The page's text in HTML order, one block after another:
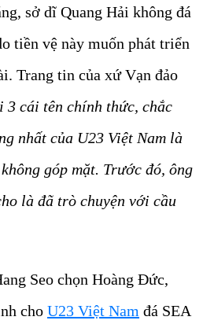
sở dĩ Quang Hải không đá
tiền vệ này muốn phát triển
Trang tin của xứ Vạn đảo
3 cái tên chính thức, chắc
nhất của U23 Việt Nam là
góp mặt. Trước đó, ông
là đã trò chuyện với cầu
Seo chọn Hoàng Đức,
cho U23 Việt Nam đá SEA